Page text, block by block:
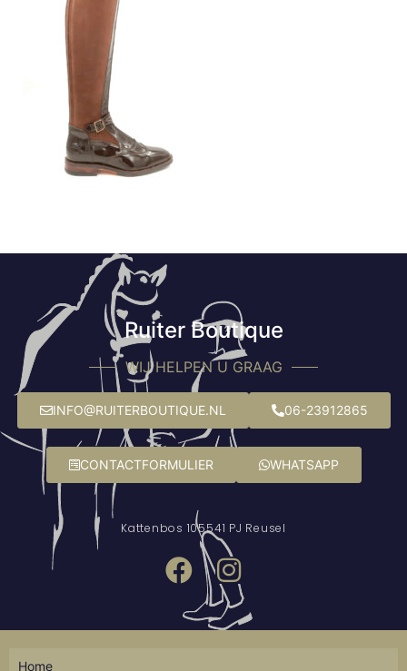
Ruiter Boutique
WIJ HELPEN U GRAAG
INFO@RUITERBOUTIQUE.NL 06-23912865
CONTACTFORMULIER WHATSAPP
Kattenbos 105541 PJ Reusel
Home